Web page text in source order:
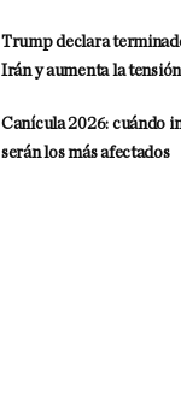
Trump declara
Irán y aumenta la tensión
Canícula 2026: cuándo
serán los más afectados